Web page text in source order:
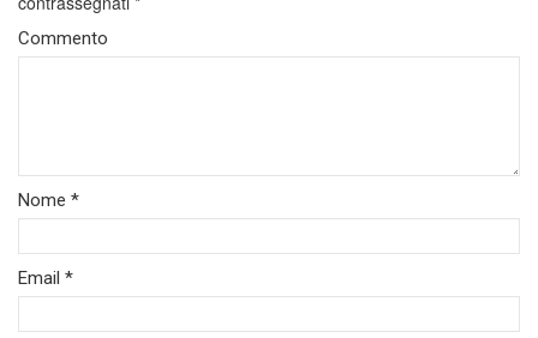
Commento
Nome *
Email *